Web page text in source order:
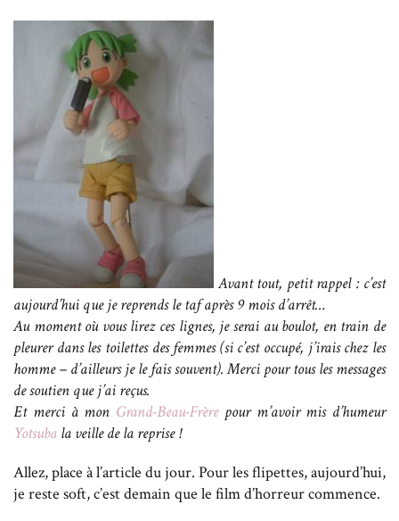
Avant tout, petit rappel : c’est
aujourd’hui que je reprends le taf après 9 mois d’arrêt…
Au moment où vous lirez ces lignes, je serai au boulot, en train de
pleurer dans les toilettes des femmes (si c’est occupé, j’irais chez les
homme – d’ailleurs je le fais souvent). Merci pour tous les messages
de soutien que j’ai reçus.
Et merci à mon Grand-Beau-Frère pour m’avoir mis d’humeur
Yotsuba la veille de la reprise !
Allez, place à l’article du jour. Pour les flipettes, aujourd’hui,
je reste soft, c’est demain que le film d’horreur commence.